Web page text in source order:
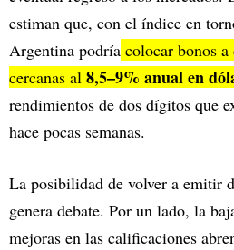
estiman que, con el índice en
Argentina podría colocar bonos a
cercanas al 8,5–9% anual en
rendimientos de dos dígitos que
hace pocas semanas.
La posibilidad de volver a emitir
genera debate. Por un lado, la
mejoras en las calificaciones